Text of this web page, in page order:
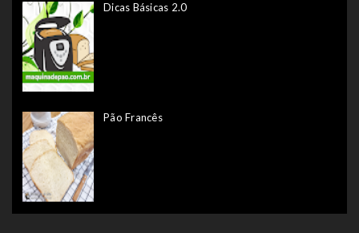
Dicas Básicas 2.0
Pão Francês